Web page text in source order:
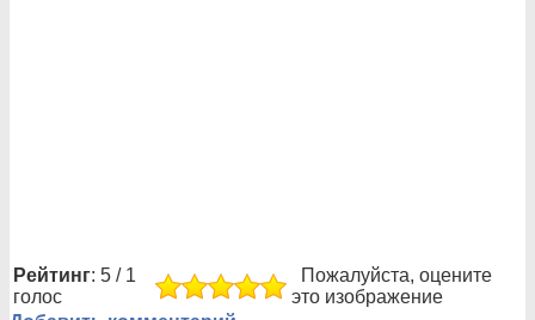
Рейтинг: 5 / 1
голос
Пожалуйста, оцените
это изображение